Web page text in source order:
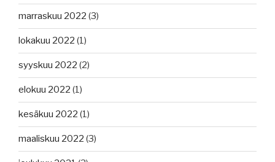
marraskuu 2022 (3)
lokakuu 2022 (1)
syyskuu 2022 (2)
elokuu 2022 (1)
kesäkuu 2022 (1)
maaliskuu 2022 (3)